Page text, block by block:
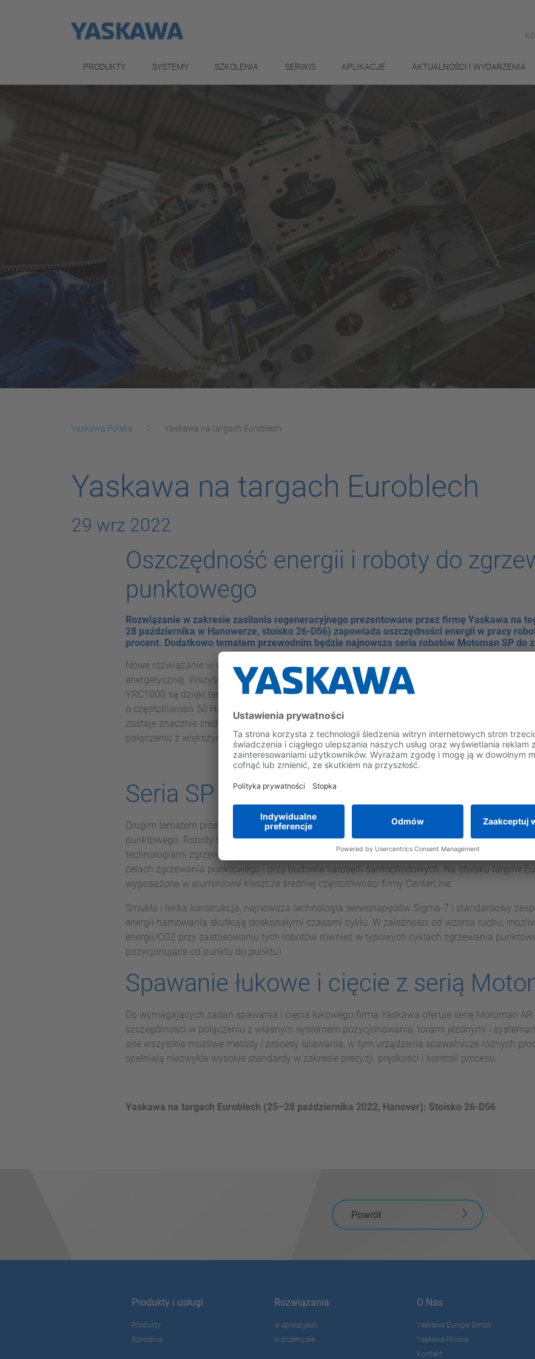
PRODUKTY SYSTEMY SZKOLENIA SERWIS APLIKACJE AKTUALNOŚCI I WYDARZENIA
Yaskawa Polska Yaskawa na targach Euroblech
Yaskawa na targach Euroblech
29 wrz 2022
Oszczędność energii i roboty do
punktowego
Rozwiązanie w zakresie zasilania regeneracyjnego prezentowane przez firmę Yaskawa na
28 października w Hanowerze, stoisko 26-D56) zapowiada oszczędności energii w pracy
procent. Dodatkowo tematem przewodnim będzie najnowsza seria robotów Motoman SP do
Nowe rozwiązanie w wersji standardowej bez dodatkowego osprzętu umożliwia
energetycznej. Wszystkie większe roboty Motoman z tej serii o udźwigu ok. 50 kg lub
YRC1000 są dzięki temu w stanie przetworzyć energię kinetyczną z ruchów w dół i na boki
o częstotliwości 50 Hz i odprowadzić ją z powrotem do sieci. Odpowiednio do wzorców
zostaje znacznie zredukowane. Warunkiem odzyskania energii jest zastosowanie
połączeniu z większymi robotami o udźwigu ok. 50 kg lub więcej.
Seria SP do zgrzewania punktowego
Drugim tematem przewodnim na stoisku Yaskawa jest wysoce elastyczna i wydajna seria
punktowego. Roboty te o udźwigu od 80 do 250 kg są przystosowane do pracy z różnymi
technologiami zgrzewania punktowego, a w szczególności z serwosterowanymi zgrzewadłami
celach zgrzewania punktowego i przy budowie karoserii samochodowych. Na stoisku targów
wyposażone w aluminiowe kleszcze średniej częstotliwości firmy CenterLine.
Smukła i lekka konstrukcja, najnowsza technologia serwonapędów Sigma-7 i standardowy
energii hamowania skutkują doskonałymi czasami cyklu. W zależności od wzorca ruchu,
energii/CO2 przy zastosowaniu tych robotów również w typowych cyklach zgrzewania
pozycjonujące od punktu do punktu)
Spawanie łukowe i cięcie z serią
Do wymagających zadań spawania i cięcia łukowego firma Yaskawa oferuje serię Motoman
szczególności w połączeniu z własnym systemem pozycjonowania, torami jezdnymi i
one wszystkie możliwe metody i procesy spawania, w tym urządzenia spawalnicze różnych
spełniają niezwykle wysokie standardy w zakresie precyzji, prędkości i kontroli procesu.
Yaskawa na targach Euroblech (25–28 października 2022, Hanover): Stoisko 26-D56
Powrót
Produkty i usługi
Produkty
Szkolenia
Rozwiązania
w aplikacjach
w przemyśle
O Nas
Yaskawa Europe Gmbh
Yaskawa Polska
Kontakt